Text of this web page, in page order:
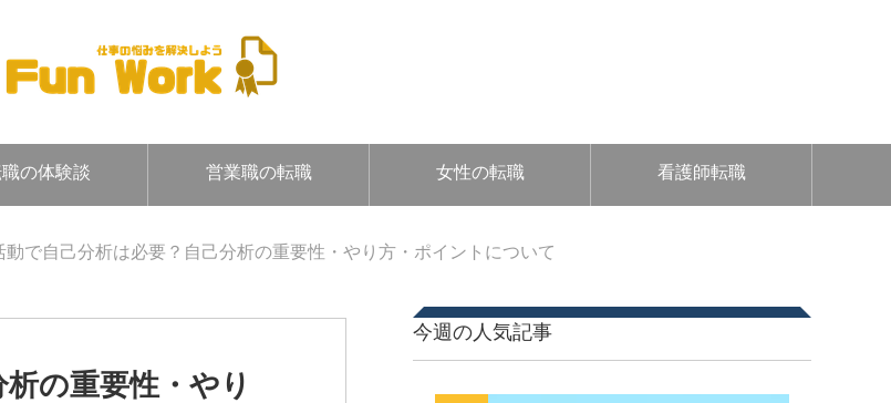
の体験談 営業職の転職 女性の転職 看護師転職
動で自己分析は必要？自己分析の重要性・やり方・ポイントについて
の重要性・やり
今週の人気記事